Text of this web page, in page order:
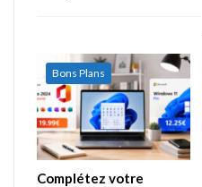
Bons Plans
Complétez votre